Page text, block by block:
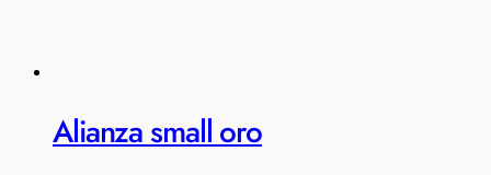
Alianza small oro